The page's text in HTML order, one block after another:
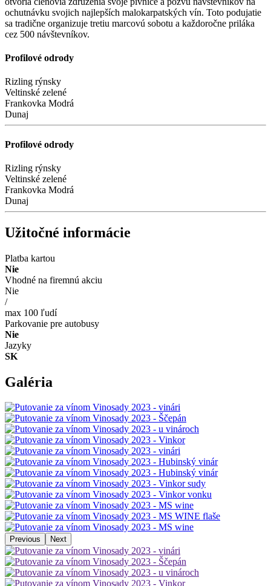
ochutnávku svojich najlepších malokarpatských vín. Toto podujatie
sa tradične organizuje tretiu marcovú sobotu a každoročne priláka
cez 500 návštevníkov.
Profilové odrody
Rizling rýnsky
Veltinské zelené
Frankovka Modrá
Dunaj
Profilové odrody
Rizling rýnsky
Veltinské zelené
Frankovka Modrá
Dunaj
Užitočné informácie
Platba kartou
Nie
Vhodné na firemnú akciu
Nie
/
max 100 ľudí
Parkovanie pre autobusy
Nie
Jazyky
SK
Galéria
Previous Next